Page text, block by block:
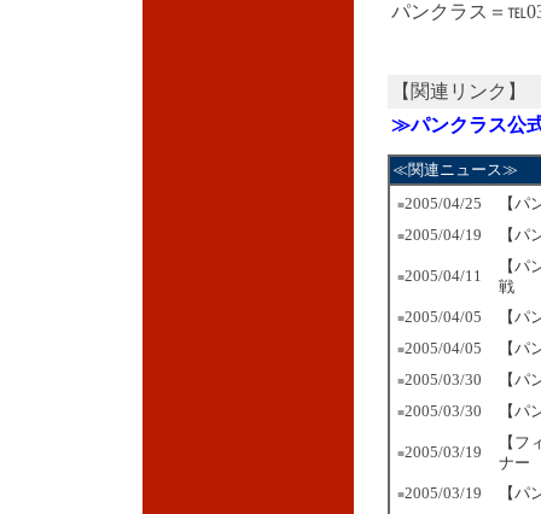
パンクラス＝
【関連リンク】
≫パンクラス公
≪関連ニュース≫
■2005/04/25 【パ
■2005/04/19 【
■2005/04/11
【
戦
■2005/04/05 【
■2005/04/05 【
■2005/03/30 【パ
■2005/03/30 【パ
■2005/03/19
【
ナー
■2005/03/19 【